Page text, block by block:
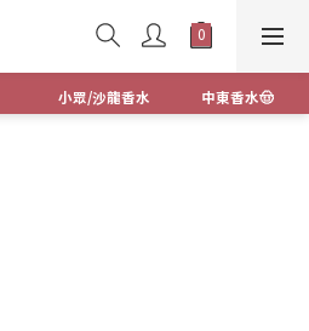
小眾/沙龍香水 中東香水🤠